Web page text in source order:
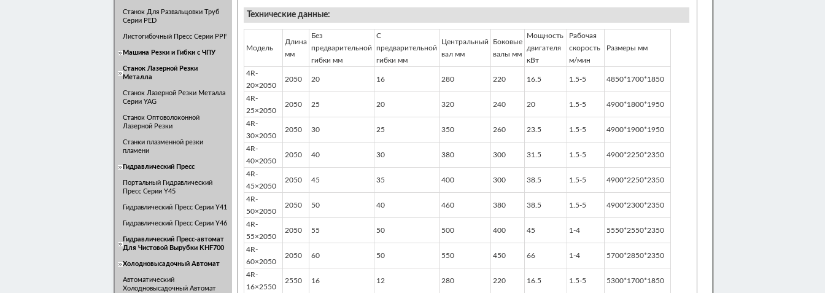
Станок Для Развальцовки Труб
Серии PED
Листогибочный Пресс Серии PPF
Машина Резки и Гибки с ЧПУ
Станок Лазерной Резки
Металла
Станок Лазерной Резки Металла
Серии YAG
Станок Оптоволоконной
Лазерной Резки
Станки плазменной резки
пламени
Гидравлический Пресс
Портальный Гидравлический
Пресс Серии Y45
Гидравлический Пресс Серии Y41
Гидравлический Пресс Серии Y46
Гидравлический Пресс-автомат
Для Чистовой Вырубки KHF700
Холодновысадочный Автомат
Автоматический
Холодновысадочный Автомат
Технические данные:
Модель
Длина
мм
Без
предварительной
гибки мм
С
предварительной
гибки мм
Центральный
вал мм
Боковые
валы мм
Мощность
двигателя
кВт
Рабочая
скорость
м/мин
Размеры мм
4R-
20×2050
2050 20 16 280 220 16.5 1.5-5 4850*1700*1850
4R-
25×2050
2050 25 20 320 240 20 1.5-5 4900*1800*1950
4R-
30×2050
2050 30 25 350 260 23.5 1.5-5 4900*1900*1950
4R-
40×2050
2050 40 30 380 300 31.5 1.5-5 4900*2250*2350
4R-
45×2050
2050 45 35 400 300 38.5 1.5-5 4900*2250*2350
4R-
50×2050
2050 50 40 460 380 38.5 1.5-5 4900*2300*2350
4R-
55×2050
2050 55 50 500 400 45 1-4 5550*2550*2350
4R-
60×2050
2050 60 50 550 450 66 1-4 5700*2850*2350
4R-
16×2550
2550 16 12 280 220 16.5 1.5-5 5300*1700*1850